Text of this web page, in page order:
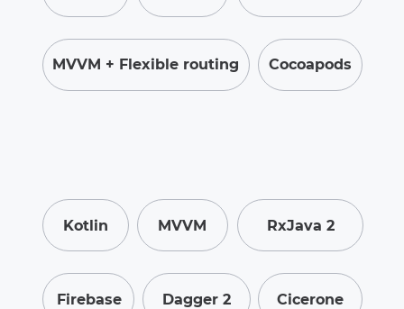
MVVM + Flexible routing Cocoapods
Kotlin RxJava 2
Firebase
MVVM
Dagger 2 Сicerone